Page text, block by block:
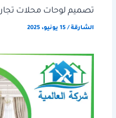
تصميم لوحات محلات
الشارقة /15 يونيو، 2025